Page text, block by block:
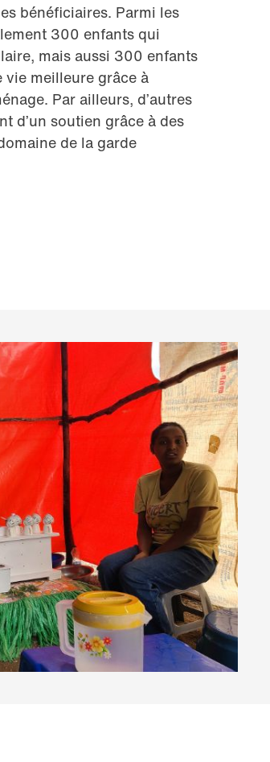
bénéficiaires. Parmi les
300 enfants qui
mais aussi 300 enfants
vie meilleure grâce à
Par ailleurs, d’autres
d’un soutien grâce à des
de la garde